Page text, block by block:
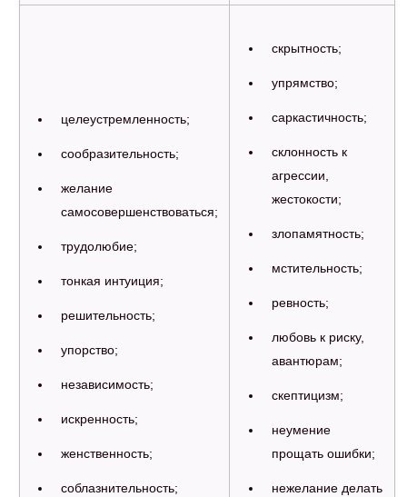
целеустремленность;
сообразительность;
желание
самосовершенствоваться;
трудолюбие;
тонкая интуиция;
решительность;
упорство;
независимость;
искренность;
женственность;
соблазнительность;
скрытность;
упрямство;
саркастичность;
склонность к
агрессии,
жестокости;
злопамятность;
мстительность;
ревность;
любовь к риску,
авантюрам;
скептицизм;
неумение
прощать ошибки;
нежелание делать